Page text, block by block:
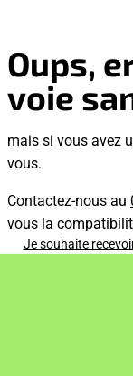
Oups,
voie
mais si vous avez
vous.
Contactez-nous au
vous la
Je souhaite